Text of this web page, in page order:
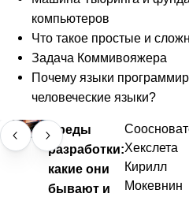
компьютеров
Что такое простые и
Задача Коммивояжера
Почему языки
человеческие языки?
Среды
разработки:
какие они
бывают и
Хекслета
Кирилл
Мокевнин